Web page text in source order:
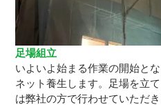
足場組立
いよいよ始まる作業の開始と
ネット養生します。足場を立
は弊社の方で行わせていただき